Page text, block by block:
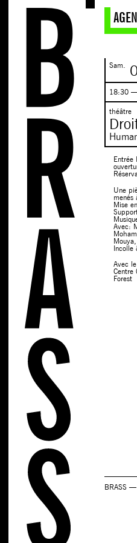
Sam.
18:30 —
théâtre
Entrée
Une
menés
Mise
Avec:
Incolle
Avec
Centre
Forest
BRASS